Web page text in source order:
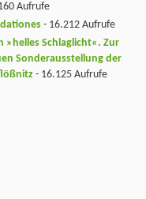
Aufrufe
- 16.212 Aufrufe
»helles Schlaglicht«. Zur
Sonderausstellung der
- 16.125 Aufrufe